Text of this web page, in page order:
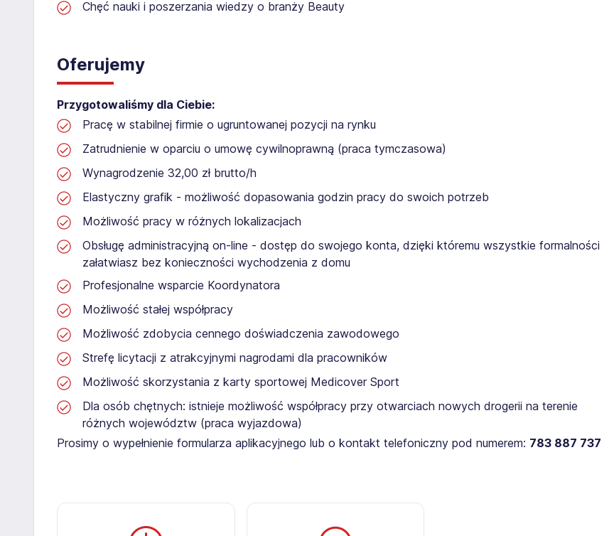
Chęć nauki i poszerzania wiedzy o branży Beauty
Oferujemy
Przygotowaliśmy dla Ciebie:
Pracę w stabilnej firmie o ugruntowanej pozycji na rynku
Zatrudnienie w oparciu o umowę cywilnoprawną (praca tymczasowa)
Wynagrodzenie 32,00 zł brutto/h
Elastyczny grafik - możliwość dopasowania godzin pracy do swoich potrzeb
Możliwość pracy w różnych lokalizacjach
Obsługę administracyjną on-line - dostęp do swojego konta, dzięki któremu wszystkie formalności
załatwiasz bez konieczności wychodzenia z domu
Profesjonalne wsparcie Koordynatora
Możliwość stałej współpracy
Możliwość zdobycia cennego doświadczenia zawodowego
Strefę licytacji z atrakcyjnymi nagrodami dla pracowników
Możliwość skorzystania z karty sportowej Medicover Sport
Dla osób chętnych: istnieje możliwość współpracy przy otwarciach nowych drogerii na terenie
różnych województw (praca wyjazdowa)
Prosimy o wypełnienie formularza aplikacyjnego lub o kontakt telefoniczny pod numerem: 783 887 737